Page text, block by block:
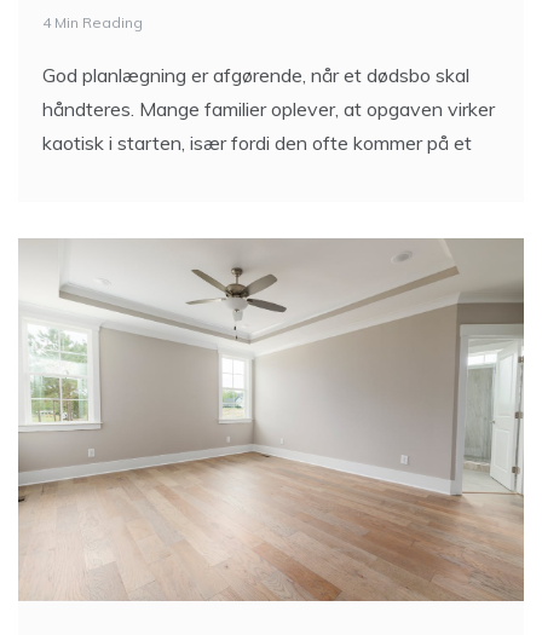
4 Min Reading
God planlægning er afgørende, når et dødsbo skal
håndteres. Mange familier oplever, at opgaven virker
kaotisk i starten, især fordi den ofte kommer på et